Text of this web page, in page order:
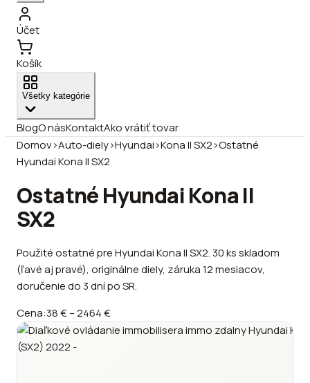
Účet
Košík
Všetky kategórie
BlogO násKontaktAko vrátiť tovar
Domov›Auto-diely›Hyundai›Kona II SX2›Ostatné
Hyundai Kona II SX2
Ostatné Hyundai Kona II
SX2
Použité ostatné pre Hyundai Kona II SX2. 30 ks skladom
(ľavé aj pravé), originálne diely, záruka 12 mesiacov,
doručenie do 3 dní po SR.
Cena:38 €–2464 €